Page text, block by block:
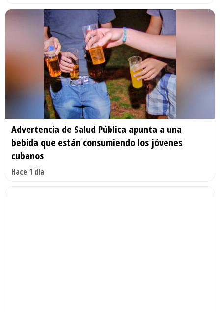
Advertencia de Salud Pública apunta a una
bebida que están consumiendo los jóvenes
cubanos
Hace 1 día